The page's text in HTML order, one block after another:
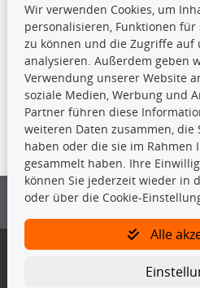
TecDoc Inside
Die hier angezeigten Daten insbesondere
nicht kopiert werden.
Es ist zu unterlassen, die Daten oder die
vorherige Zustimmung von TecDoc zu
und/oder diese Handlungen durch Dritte
Bitte prüfen Sie, ob das über unseren
Gegebenenfalls sind ergänzende
Wir verwenden Cookies, um
personalisieren, Funktionen
zu können und die Zugriffe auf
analysieren. Außerdem geben
Verwendung unserer Website
soziale Medien, Werbung und
Partner führen diese
weiteren Daten zusammen,
haben oder die sie im
gesammelt haben. Ihre
können Sie jederzeit wieder in
oder über die Cookie-
Alle